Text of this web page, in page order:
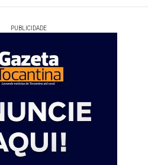
PUBLICIDADE